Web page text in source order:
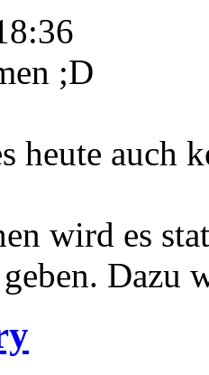
;D
heute auch
wird es
geben. Dazu